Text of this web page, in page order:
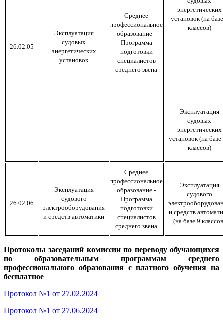
26.02.05
Эксплуатация
судовых
энергетических
установок
Среднее
профессиональное
образование -
Программа
подготовки
специалистов
среднего звена
энергетических
установок (на
классов)
Эксплуатация
судовых
энергетических
установок (на базе
классов)
26.02.06
Эксплуатация
судового
электрооборудования
и средств автоматики
Среднее
профессиональное
образование -
Программа
подготовки
специалистов
среднего звена
Эксплуатация
судового
и средств
(на базе 9
Протоколы заседаний комиссии по переводу обучающихся
по образовательным программам среднего
профессионального образования с платного обучения на
бесплатное
Протокол №1 от 27.02.2024
Протокол №1 от 27.06.2024